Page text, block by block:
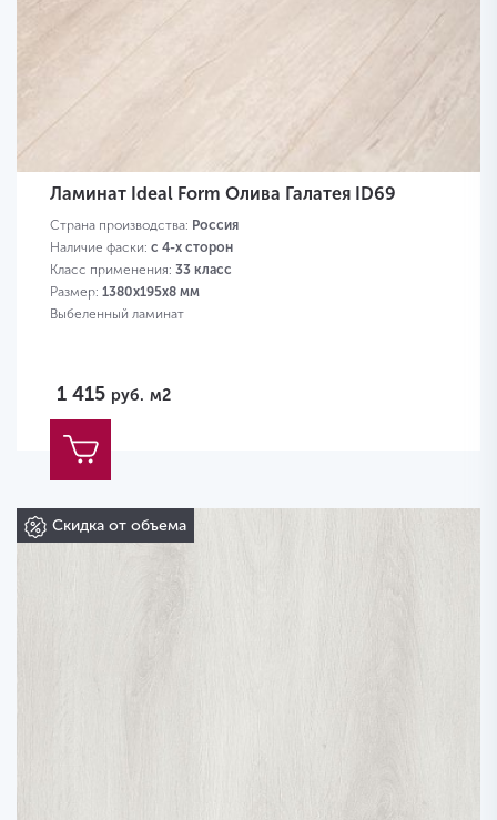
Ламинат Ideal Form Олива Галатея ID69
Страна производства: Россия
Наличие фаски: с 4-х сторон
Класс применения: 33 класс
Размер: 1380х195х8 мм
Выбеленный ламинат
1 415 руб. м2
Скидка от объема